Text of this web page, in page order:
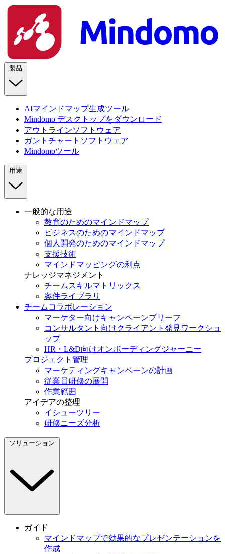
製品
AIマインドマップ生成ツール
Mindomo デスクトップをダウンロード
アウトラインソフトウェア
ガントチャートソフトウェア
Mindomoツール
用途
一般的な用途
教育のためのマインドマップ
ビジネスのためのマインドマップ
個人開発のためのマインドマップ
支援技術
マインドマッピングの利点
ナレッジマネジメント
チームスキルマトリックス
案件ライブラリ
チームコラボレーション
マーケター向けキャンペーンブリーフ
コンサルタント向けクライアント発見ワークショ
ップ
HR・L&D向けオンボーディングジャーニー
プロジェクト管理
マーケティングキャンペーンの計画
従業員研修の展開
作業範囲
アイデアの整理
イシューツリー
研修ニーズ分析
ソリューション
ガイド
マインドマップで効果的なプレゼンテーションを
作成